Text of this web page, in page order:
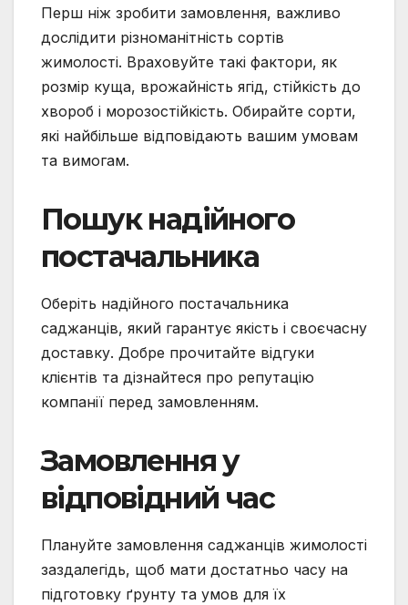
Перш ніж зробити замовлення, важливо
дослідити різноманітність сортів
жимолості. Враховуйте такі фактори, як
розмір куща, врожайність ягід, стійкість до
хвороб і морозостійкість. Обирайте сорти,
які найбільше відповідають вашим умовам
та вимогам.
Пошук надійного
постачальника
Оберіть надійного постачальника
саджанців, який гарантує якість і своєчасну
доставку. Добре прочитайте відгуки
клієнтів та дізнайтеся про репутацію
компанії перед замовленням.
Замовлення у
відповідний час
Плануйте замовлення саджанців жимолості
заздалегідь, щоб мати достатньо часу на
підготовку ґрунту та умов для їх